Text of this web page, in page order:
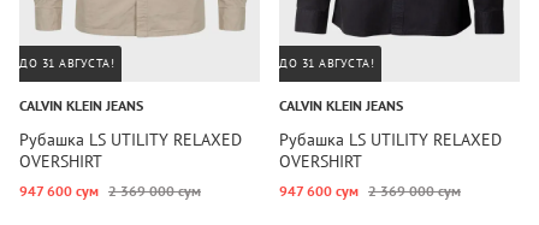
ДО 31 АВГУСТА!
CALVIN KLEIN JEANS
Рубашка LS UTILITY RELAXED
OVERSHIRT
947 600 сум 2 369 000 сум
ДО 31 АВГУСТА!
CALVIN KLEIN JEANS
Рубашка LS UTILITY RELAXED
OVERSHIRT
947 600 сум 2 369 000 сум